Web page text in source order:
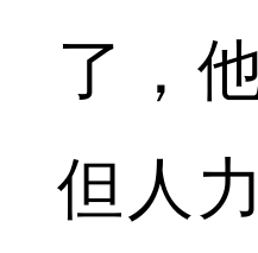
了，
但人